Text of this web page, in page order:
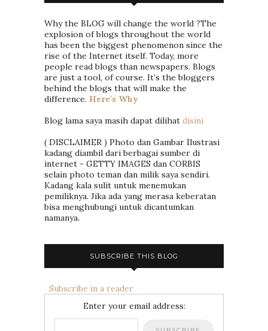
Why the BLOG will change the world ?The
explosion of blogs throughout the world
has been the biggest phenomenon since the
rise of the Internet itself. Today, more
people read blogs than newspapers. Blogs
are just a tool, of course. It’s the bloggers
behind the blogs that will make the
difference. Here's Why
Blog lama saya masih dapat dilihat disini
( DISCLAIMER ) Photo dan Gambar Ilustrasi
kadang diambil dari berbagai sumber di
internet - GETTY IMAGES dan CORBIS
selain photo teman dan milik saya sendiri.
Kadang kala sulit untuk menemukan
pemiliknya. Jika ada yang merasa keberatan
bisa menghubungi untuk dicantumkan
namanya.
SUBSCRIBE THIS BLOG
Subscribe in a reader
Enter your email address: